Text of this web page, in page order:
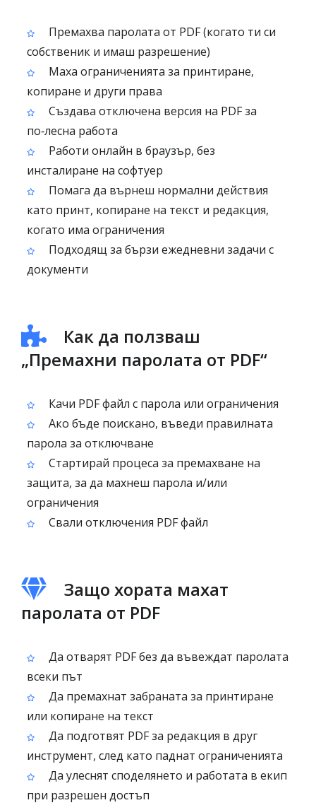
Премахва паролата от PDF (когато ти си
собственик и имаш разрешение)
Махa ограниченията за принтиране,
копиране и други права
Създава отключена версия на PDF за
по‑лесна работа
Работи онлайн в браузър, без
инсталиране на софтуер
Помага да върнеш нормални действия
като принт, копиране на текст и редакция,
когато има ограничения
Подходящ за бързи ежедневни задачи с
документи
Как да ползваш
„Премахни паролата от PDF“
Качи PDF файл с парола или ограничения
Ако бъде поискано, въведи правилната
парола за отключване
Стартирай процеса за премахване на
защита, за да махнеш парола и/или
ограничения
Свали отключения PDF файл
Защо хората махат
паролата от PDF
Да отварят PDF без да въвеждат паролата
всеки път
Да премахнат забраната за принтиране
или копиране на текст
Да подготвят PDF за редакция в друг
инструмент, след като паднат ограниченията
Да улеснят споделянето и работата в екип
при разрешен достъп